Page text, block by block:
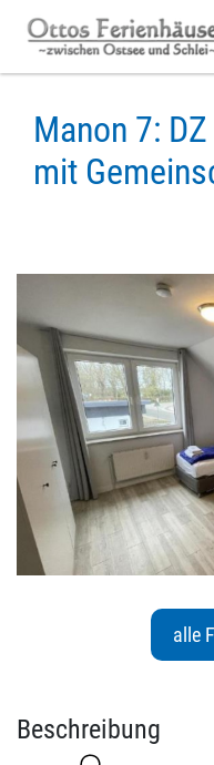
Manon 7:
mit
alle
Beschreibung